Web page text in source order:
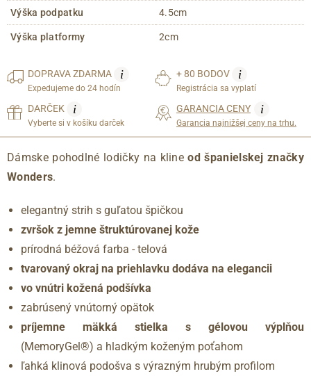
Výška podpatku 4.5cm
Výška platformy 2cm
DOPRAVAZDARMA i
Expedujeme do 24 hodín
+ 80 BODOV i
Registrácia sa vyplatí
DARČEK i
Vyberte si v košíku darček
GARANCIA CENY i
Garancia najnižšej ceny na trhu.
Dámske pohodlné lodičky na klineod španielskej značky
Wonders.
elegantný strih s guľatou špičkou
zvršok z jemne štruktúrovanej kože
prírodná béžová farba - telová
tvarovaný okraj na priehlavku dodáva na elegancii
vo vnútri kožená podšívka
zabrúsený vnútorný opätok
príjemne mäkká stielka s gélovou výplňou
(MemoryGel®) a hladkým koženým poťahom
ľahká klinová podošva s výrazným hrubým profilom